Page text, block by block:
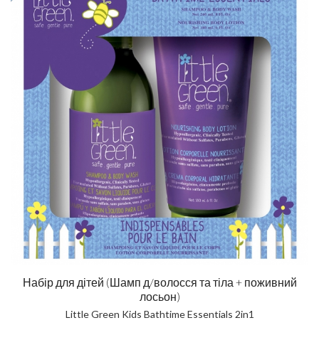
Набір для дітей (Шамп д/волосся та тіла + поживний
лосьон)
Little Green Kids Bathtime Essentials 2in1